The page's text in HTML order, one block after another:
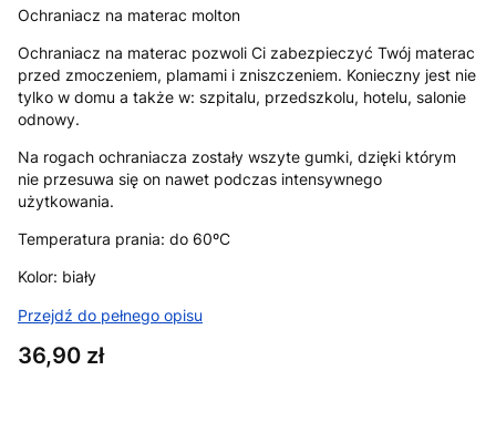
Ochraniacz na materac molton
Ochraniacz na materac pozwoli Ci zabezpieczyć Twój materac
przed zmoczeniem, plamami i zniszczeniem. Konieczny jest nie
tylko w domu a także w: szpitalu, przedszkolu, hotelu, salonie
odnowy.
Na rogach ochraniacza zostały wszyte gumki, dzięki którym
nie przesuwa się on nawet podczas intensywnego
użytkowania.
Temperatura prania: do 60ºC
Kolor: biały
Przejdź do pełnego opisu
Cena
36,90 zł